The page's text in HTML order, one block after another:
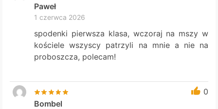
Paweł
1 czerwca 2026
spodenki pierwsza klasa, wczoraj na mszy w
kościele wszyscy patrzyli na mnie a nie na
proboszcza, polecam!
0
Bombel